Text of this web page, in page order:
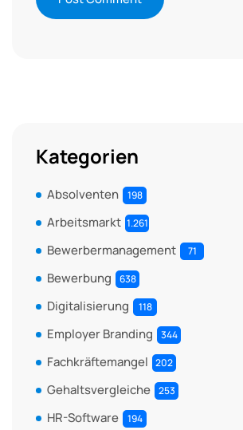
Kategorien
Absolventen 198
Arbeitsmarkt 1.261
Bewerbermanagement 71
Bewerbung 638
Digitalisierung 118
Employer Branding 344
Fachkräftemangel 202
Gehaltsvergleiche 253
HR-Software 194